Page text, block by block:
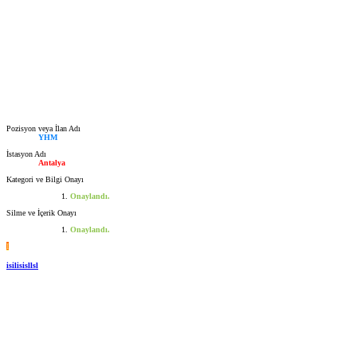
Pozisyon veya İlan Adı
YHM
İstasyon Adı
Antalya
Kategori ve Bilgi Onayı
Onaylandı.
Silme ve İçerik Onayı
Onaylandı.
I
isilisisllsl